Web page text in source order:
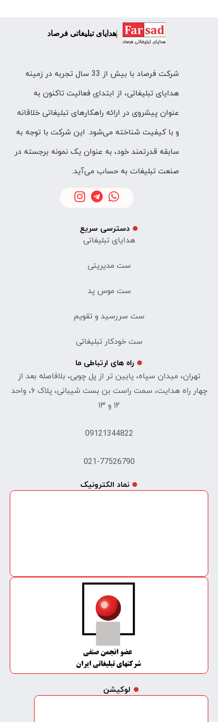
هدایای تبلیغاتی فرصاد
شرکت فرصاد با بیش از 33 سال تجربه در زمینه
هدایای تبلیغاتی، از ابتدای فعالیت تاکنون به
عنوان پیشروی در ارائه راهکارهای تبلیغاتی خلاقانه
و با کیفیت شناخته می‌شود. این شرکت با توجه به
سابقه قدرتمند خود، به عنوان یک نمونه برجسته در
صنعت تبلیغات به حساب می‌آید.
دسترسی سریع
هدایای تبلیغاتی
ست مدیریتی
ست موس پد
ست سررسید و تقویم
ست خودکار تبلیغاتی
راه های ارتباطی ما
تهران، میدان سپاه، پایین تر از پل چوبی، بلافاصله بعد از
چهار راه هدایت، سمت راست بن بست شیبانی، پلاک ۶، واحد
۱۲ و ۱۳
09121344822
021-77526790
نماد الکترونیک
لوکیشن